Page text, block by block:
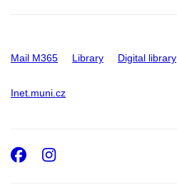
Mail M365 Library Digital library
Inet.muni.cz
Facebook
Instagram